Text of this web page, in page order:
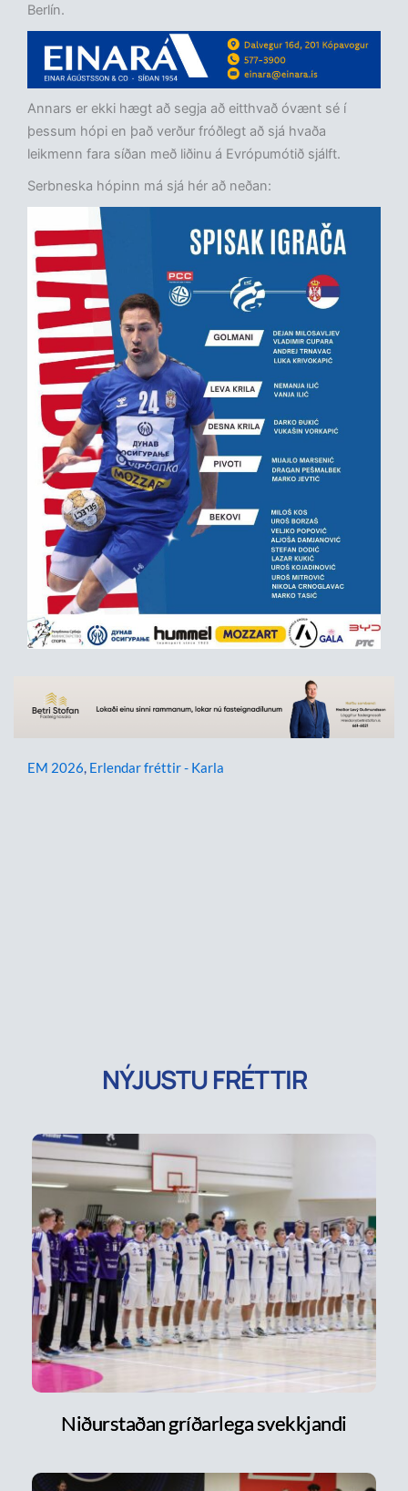
Berlín.
Annars er ekki hægt að segja að eitthvað óvænt sé í
þessum hópi en það verður fróðlegt að sjá hvaða
leikmenn fara síðan með liðinu á Evrópumótið sjálft.
Serbneska hópinn má sjá hér að neðan:
EM 2026, Erlendar fréttir - Karla
NÝJUSTU FRÉTTIR
Niðurstaðan gríðarlega svekkjandi